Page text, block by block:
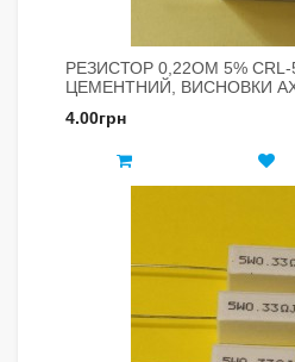
РЕЗИСТОР 0,22ОМ 5% CRL-
ЦЕМЕНТНИЙ, ВИСНОВКИ
4.00грн